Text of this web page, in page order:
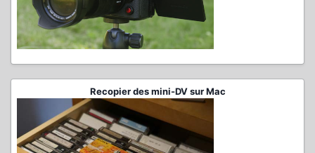
Recopier des mini-DV sur Mac